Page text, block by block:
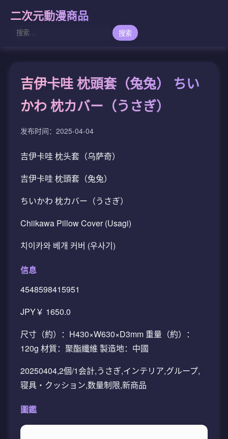
二次元動漫商品
搜索
吉伊卡哇 枕頭套（兔兔） ちい
かわ 枕カバー（うさぎ）
发布时间：2025-04-04
吉伊卡哇 枕头套（乌萨奇）
吉伊卡哇 枕頭套（兔兔）
ちいかわ 枕カバー（うさぎ）
Chiikawa Pillow Cover (Usagi)
치이카와 베개 커버 (우사기)
信息
4548598415951
JPY￥ 1650.0
尺寸（約）：H430×W630×D3mm 重量（約）：
120g 材質：聚酯纖維 製造地：中國
20250404,2個/1会計,うさぎ,インテリア,グループ,
寝具・クッション,数量制限,新商品
圖鑑